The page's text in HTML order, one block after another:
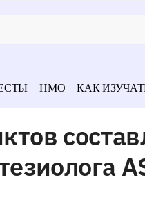
НМО КАК